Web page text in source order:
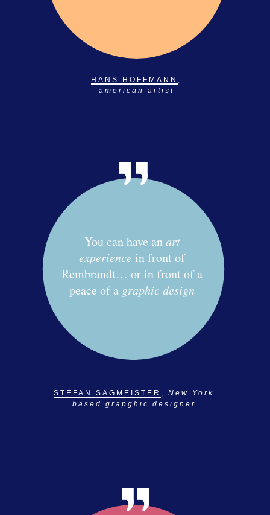
You can have anart
experience in front of
Rembrandt… or in front of a
peace of a graphic design
HANS HOFFMANN ,
american artist
STEFAN SAGMEISTER , New York
based grapghic designer